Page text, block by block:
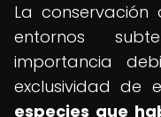
La conservación
entornos
importancia
exclusividad de
especies que